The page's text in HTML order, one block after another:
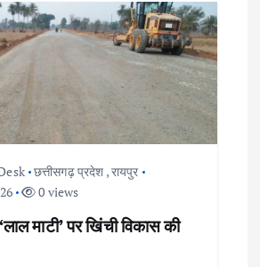
छत्तीसगढ़ प्रदेश ,रायपुर
0 views
माटी’ पर खिंची विकास की